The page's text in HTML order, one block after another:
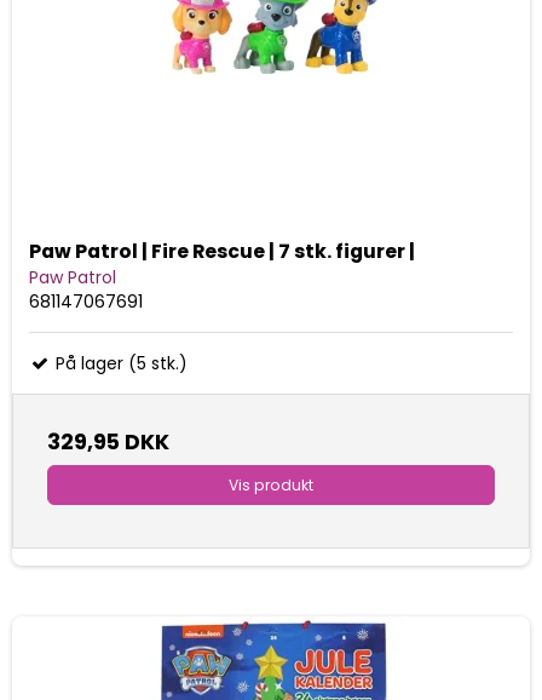
Paw Patrol | Fire Rescue | 7 stk. figurer |
Paw Patrol
681147067691
På lager (5 stk.)
329,95 DKK
Vis produkt